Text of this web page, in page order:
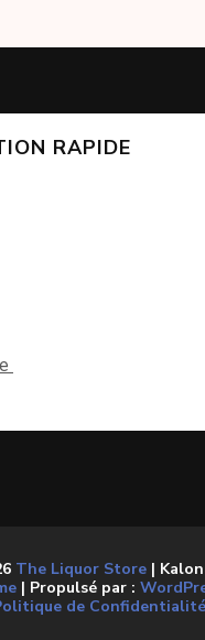
RAPIDE
The Liquor Store |
| Propulsé par :
de Confidentialité